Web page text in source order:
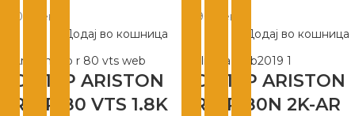
5.409
ден
Додај во кошница
5.490
ден
Додај во кошница
БОЈЛЕР ARISTON
PRO P 80 VTS 1.8K
БОЈЛЕР ARISTON
PRO R 80N 2K-AR